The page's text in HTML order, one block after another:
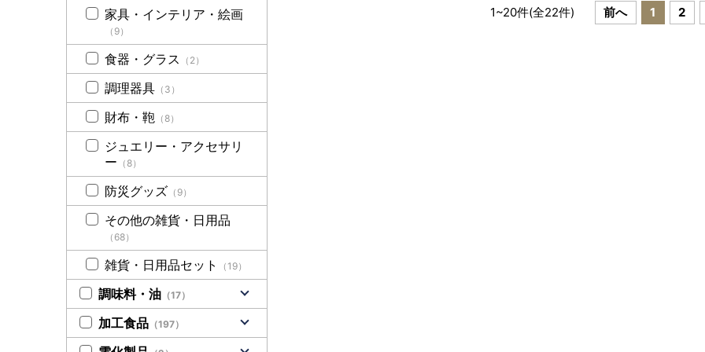
1~20件(全22件) 前へ 1 2
家具・インテリア・絵画
（9）
食器・グラス （2）
調理器具 （3）
財布・鞄 （8）
ジュエリー・アクセサリ
ー （8）
防災グッズ （9）
その他の雑貨・日用品
（68）
雑貨・日用品セット （19）
調味料・油 （17）
加工食品 （197）